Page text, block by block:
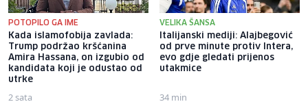
POTOPILO GA IME
Kada islamofobija zavlada:
Trump podržao kršćanina
Amira Hassana, on izgubio od
kandidata koji je odustao od
utrke
2 sata
VELIKA ŠANSA
Italijanski mediji: Alajbegović
od prve minute protiv Intera,
evo gdje gledati prijenos
utakmice
34 min